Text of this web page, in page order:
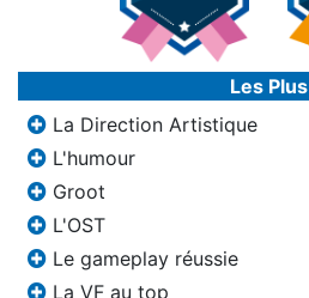
Les Plus
La Direction Artistique
L'humour
Groot
L'OST
Le gameplay réussie
La VF au top